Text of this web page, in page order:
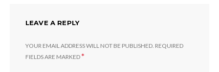
LEAVE A REPLY
YOUR EMAIL ADDRESS WILL NOT BE PUBLISHED. REQUIRED
FIELDS ARE MARKED*